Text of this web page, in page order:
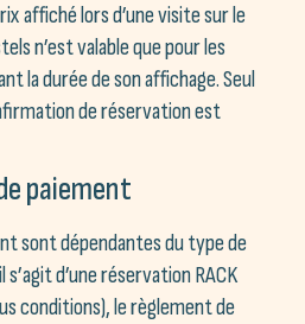
affiché lors d’une visite sur le
n’est valable que pour les
la durée de son affichage. Seul
de réservation est
paiement
sont dépendantes du type de
d’une réservation RACK
conditions), le règlement de